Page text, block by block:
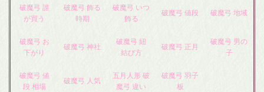
破魔弓 誰
が買う
破魔弓 飾る
時期
破魔弓 いつ
飾る
破魔弓 値段 破魔弓 地域
破魔弓 お
下がり
破魔弓 神社
破魔弓 紐
結び方
破魔弓 正月
破魔弓 男の
子
破魔弓 値
段 相場
破魔弓 人気
五月人形 破
魔弓 違い
破魔弓 羽子
板